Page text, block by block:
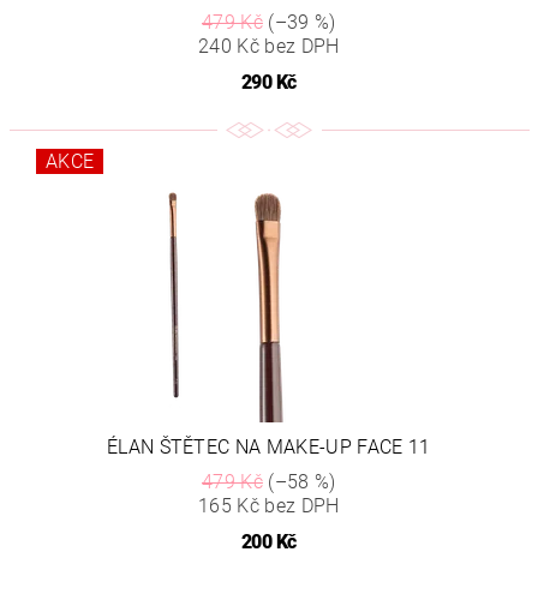
479 Kč(–39 %)
240 Kč bez DPH
290 Kč
AKCE
ÉLAN ŠTĚTEC NA MAKE-UP FACE 11
479 Kč(–58 %)
165 Kč bez DPH
200 Kč